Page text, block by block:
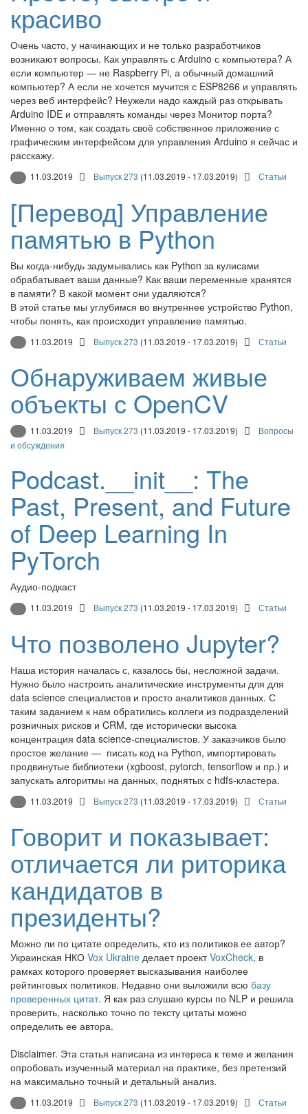
красиво
Очень часто, у начинающих и не только разработчиков
возникают вопросы. Как управлять с Arduino с компьютера? А
если компьютер — не Raspberry Pi, а обычный домашний
компьютер? А если не хочется мучится с ESP8266 и управлять
через веб интерфейс? Неужели надо каждый раз открывать
Arduino IDE и отправлять команды через Монитор порта?
Именно о том, как создать своё собственное приложение с
графическим интерфейсом для управления Arduino я сейчас и
расскажу.
11.03.2019 Выпуск 273 (11.03.2019 - 17.03.2019) Статьи
[Перевод] Управление
памятью в Python
Вы когда-нибудь задумывались как Python за кулисами
обрабатывает ваши данные? Как ваши переменные хранятся
в памяти? В какой момент они удаляются?
В этой статье мы углубимся во внутреннее устройство Python,
чтобы понять, как происходит управление памятью.
11.03.2019 Выпуск 273 (11.03.2019 - 17.03.2019) Статьи
Обнаруживаем живые
объекты с OpenCV
11.03.2019 Выпуск 273 (11.03.2019 - 17.03.2019)
Вопросы
и обсуждения
Podcast.__init__: The
Past, Present, and Future
of Deep Learning In
PyTorch
Аудио-подкаст
11.03.2019 Выпуск 273 (11.03.2019 - 17.03.2019) Статьи
Что позволено Jupyter?
Наша история началась с, казалось бы, несложной задачи.
Нужно было настроить аналитические инструменты для для
data science специалистов и просто аналитиков данных. С
таким заданием к нам обратились коллеги из подразделений
розничных рисков и CRM, где исторически высока
концентрация data science-специалистов. У заказчиков было
простое желание — писать код на Python, импортировать
продвинутые библиотеки (xgboost, pytorch, tensorflow и пр.) и
запускать алгоритмы на данных, поднятых с hdfs-кластера.
11.03.2019 Выпуск 273 (11.03.2019 - 17.03.2019) Статьи
Говорит и показывает:
отличается ли риторика
кандидатов в
президенты?
Можно ли по цитате определить, кто из политиков ее автор?
Украинская НКО Vox Ukraine делает проектVoxCheck, в
рамках которого проверяет высказывания наиболее
рейтинговых политиков. Недавно они выложили всю базу
проверенных цитат. Я как раз слушаю курсы по NLP и решила
проверить, насколько точно по тексту цитаты можно
определить ее автора.
Disclaimer. Эта статья написана из интереса к теме и желания
опробовать изученный материал на практике, без претензий
на максимально точный и детальный анализ.
11.03.2019 Выпуск 273 (11.03.2019 - 17.03.2019) Статьи